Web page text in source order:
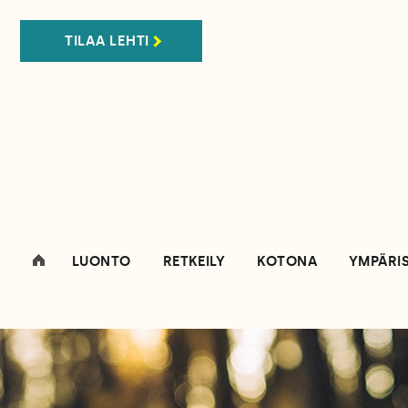
TILAA LEHTI
LUONTO RETKEILY KOTONA